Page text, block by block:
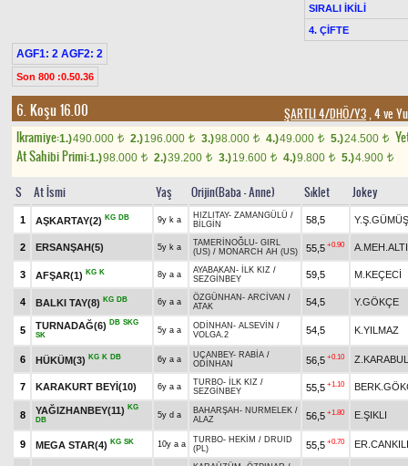
SIRALI İKİLİ
4. ÇİFTE
AGF1: 2 AGF2: 2
Son 800 :0.50.36
6. Koşu 16.00 ŞARTLI 4/DHÖ/Y3, 4 ve
Ikramiye:1.)490.000 t 2.)196.000 t 3.)98.000 t 4.)49.000 t 5.)24.500 t
At Sahibi Primi:1.)98.000 t 2.)39.200 t 3.)19.600 t 4.)9.800 t 5.)4.900 t
S At İsmi Yaş Orijin(Baba - Anne) Sıklet Jokey
1 AŞKARTAY(2) KG DB 9y k a HIZLITAY- ZAMANGÜLÜ /
BİLGİN
58,5 Y.Ş.GÜMÜŞ
2 ERSANŞAH(5) 5y k a TAMERİNOĞLU- GIRL
(US) / MONARCH AH (US) 55,5 +0.90
3 AFŞAR(1) KG K 8y a a AYABAKAN - İLK KIZ /
SEZGİNBEY
59,5 M.KEÇECİ
4 BALKI TAY(8) KG DB 6y a a ÖZGÜNHAN - ARCİVAN /
ATAK
54,5 Y.GÖKÇE
5 TURNADAĞ(6) DB SKG
SK
5y a a ODİNHAN - ALSEVİN /
VOLGA.2
54,5 K.YILMAZ
6 HÜKÜM(3) KG K DB 6y a a UÇANBEY- RABİA /
ODİNHAN
56,5 +0.10
7 KARAKURT BEYİ(10) 6y a a TURBO- İLK KIZ /
SEZGİNBEY
55,5 +1.10
8 YAĞIZHANBEY(11) KG
DB
5y d a BAHARŞAH - NURMELEK /
ALAZ
56,5 +1.80 E.ŞIKLI
9 MEGA STAR(4) KG SK 10y a a TURBO- HEKİM / DRUID
(PL)
55,5 +0.70